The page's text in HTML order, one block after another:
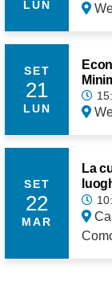
LUN
SET
21
LUN
SET
22
MAR
La